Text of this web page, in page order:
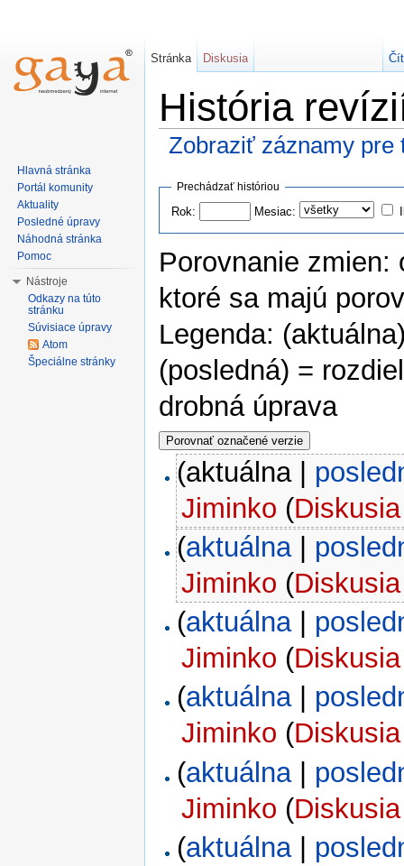
História
Zobraziť záznamy pre
Prechádzať históriou
Rok: Mesiac:
Porovnanie
ktoré sa majú
Legenda:
(posledná) =
drobná úprava
(aktuálna |
Jiminko (Diskusia
(aktuálna|
Jiminko (Diskusia
(aktuálna|
Jiminko (Diskusia
(aktuálna|
Jiminko (Diskusia
(aktuálna|
Jiminko (Diskusia
(aktuálna|
Stránka Diskusia
Hlavná stránka
Portál komunity
Aktuality
Posledné úpravy
Náhodná stránka
Pomoc
Nástroje
Odkazy na túto
stránku
Súvisiace úpravy
Atom
Špeciálne stránky